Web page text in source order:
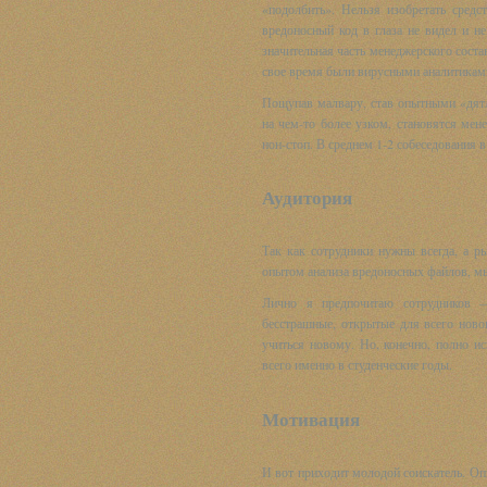
«подолбить». Нельзя изобретать
вредоносный код в глаза не видел и
значительная часть менеджерского
свое время были вирусными
Пощупав малвару, став опытными
на чем-то более узком, становятся
нон-стоп. В среднем 1-2 собеседования
Аудитория
Так как сотрудники нужны всегда, а
опытом анализа вредоносных файлов,
Лично я предпочитаю сотрудников
бесстрашные, открытые для всего
учиться новому. Но, конечно, полно
всего именно в студенческие годы.
Мотивация
И вот приходит молодой соискатель.